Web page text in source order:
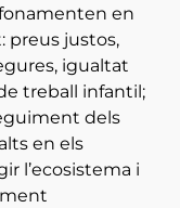
en
preus justos,
igualtat
treball infantil;
dels
en els
l’ecosistema i